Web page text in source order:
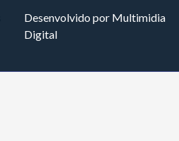
Desenvolvido por Multimidia
Digital